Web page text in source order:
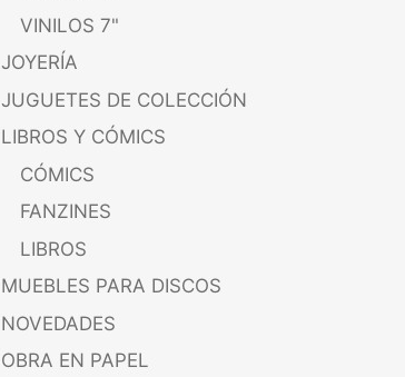
VINILOS 7"
JOYERÍA
JUGUETES DE COLECCIÓN
LIBROS Y CÓMICS
CÓMICS
FANZINES
LIBROS
MUEBLES PARA DISCOS
NOVEDADES
OBRA EN PAPEL